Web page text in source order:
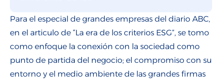
Para el especial de grandes empresas del diario ABC,
en el articulo de “La era de los criterios ESG”, se tomo
como enfoque la conexión con la sociedad como
punto de partida del negocio; el compromiso con su
entorno y el medio ambiente de las grandes firmas